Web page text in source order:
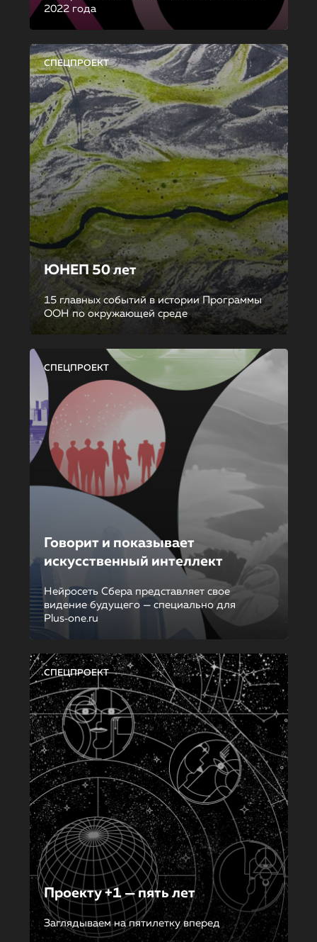
2022 года
СПЕЦПРОЕКТ
ЮНЕП 50 лет
15 главных событий в истории Программы
ООН по окружающей среде
СПЕЦПРОЕКТ
Говорит и показывает
искусственный интеллект
Нейросеть Сбера представляет свое
видение будущего — специально для
Plus‑one.ru
СПЕЦПРОЕКТ
Проекту +1 — пять лет
Заглядываем на пятилетку вперед